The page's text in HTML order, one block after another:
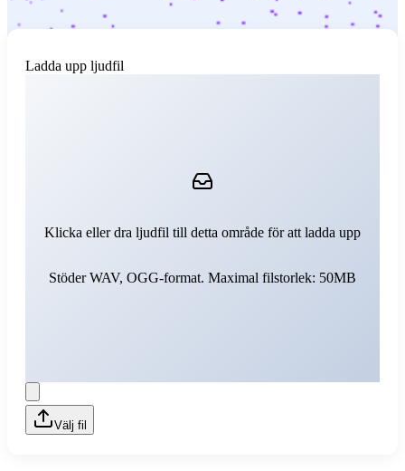
Ladda upp ljudfil
Klicka eller dra ljudfil till detta område för att ladda upp
Stöder WAV, OGG-format. Maximal filstorlek: 50MB
Välj fil